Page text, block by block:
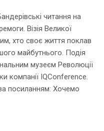
читання на
Візія Великої
хто своє життя поклав
майбутнього. Подія
музеєм Революції
компанії IQConference.
посиланням: Хочемо